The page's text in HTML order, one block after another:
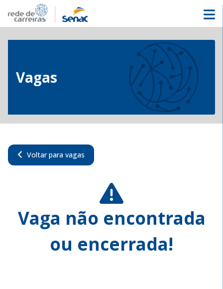
Vagas
Voltar para vagas
Vaga não encontrada
ou encerrada!